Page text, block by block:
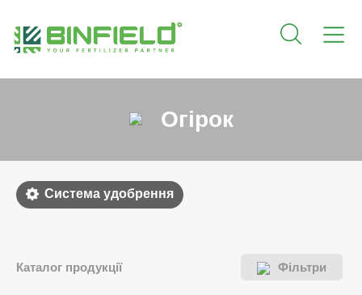
Огірок
Система удобрення
Каталог продукції Фільтри